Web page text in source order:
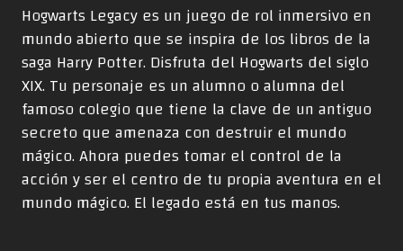
Hogwarts Legacy es un juego de rol inmersivo en
mundo abierto que se inspira de los libros de la
saga Harry Potter. Disfruta del Hogwarts del siglo
XIX. Tu personaje es un alumno o alumna del
famoso colegio que tiene la clave de un antiguo
secreto que amenaza con destruir el mundo
mágico. Ahora puedes tomar el control de la
acción y ser el centro de tu propia aventura en el
mundo mágico. El legado está en tus manos.